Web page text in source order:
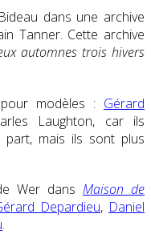
dans une archive
Tanner. Cette archive
automnes trois hivers
modèles : Gérard
Laughton, car ils
mais ils sont plus
Wer dans Maison de
Depardieu, Daniel
.